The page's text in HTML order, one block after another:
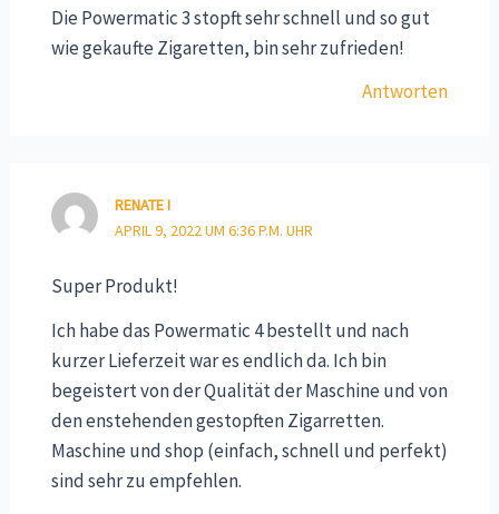
Die Powermatic 3 stopft sehr schnell und so gut
wie gekaufte Zigaretten, bin sehr zufrieden!
Antworten
RENATE I
APRIL 9, 2022 UM 6:36 P.M. UHR
Super Produkt!
Ich habe das Powermatic 4 bestellt und nach
kurzer Lieferzeit war es endlich da. Ich bin
begeistert von der Qualität der Maschine und von
den enstehenden gestopften Zigarretten.
Maschine und shop (einfach, schnell und perfekt)
sind sehr zu empfehlen.